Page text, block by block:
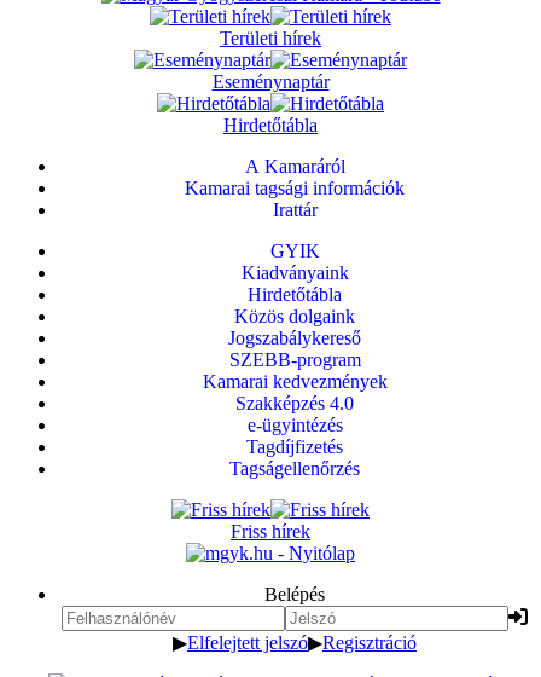
Területi hírek
Eseménynaptár
Hirdetőtábla
A Kamaráról
Kamarai tagsági információk
Irattár
GYIK
Kiadványaink
Hirdetőtábla
Közös dolgaink
Jogszabálykereső
SZEBB-program
Kamarai kedvezmények
Szakképzés 4.0
e-ügyintézés
Tagdíjfizetés
Tagságellenőrzés
Friss hírek
Belépés
▶Elfelejtett jelszó▶Regisztráció